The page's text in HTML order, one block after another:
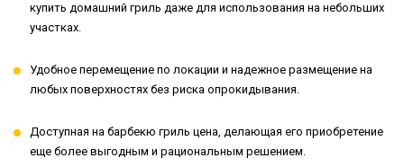
купить домашний гриль даже для использования на небольших
участках.
Удобное перемещение по локации и надежное размещение на
любых поверхностях без риска опрокидывания.
Доступная на барбекю гриль цена, делающая его приобретение
еще более выгодным и рациональным решением.